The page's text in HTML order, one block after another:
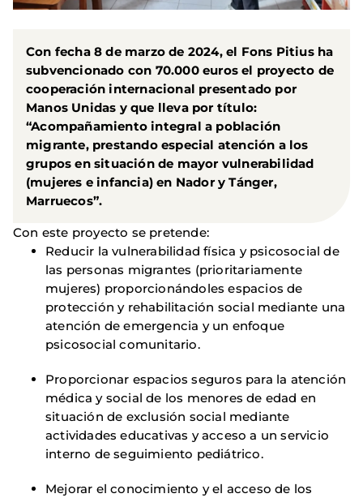
Con fecha 8 de marzo de 2024, el Fons Pitiusha
subvencionado con 70.000 euros el proyecto de
cooperación internacional presentado por
Manos Unidas y que lleva por título:
“Acompañamiento integral a población
migrante, prestando especial atención a los
grupos en situación de mayor vulnerabilidad
(mujeres e infancia) en Nador y Tánger,
Marruecos”.
Con este proyecto se pretende:
Reducir la vulnerabilidad física y psicosocial de
las personas migrantes (prioritariamente
mujeres) proporcionándoles espacios de
protección y rehabilitación social mediante una
atención de emergencia y un enfoque
psicosocial comunitario.
Proporcionar espacios seguros para la atención
médica y social de los menores de edad en
situación de exclusión social mediante
actividades educativas y acceso a un servicio
interno de seguimiento pediátrico.
Mejorar el conocimiento y el acceso de los